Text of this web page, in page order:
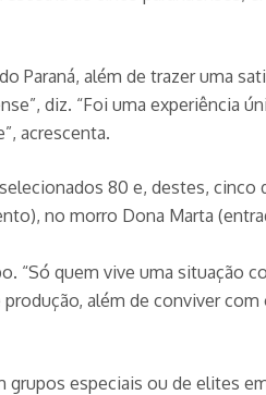
Paraná, além de trazer uma
diz. “Foi uma experiência
acrescenta.
80 e, destes, cinco
no morro Dona Marta
“Só quem vive uma situação
além de conviver
grupos especiais ou de elites